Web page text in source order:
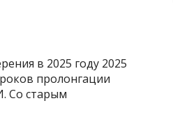
в 2025 году 2025
пролонгации
Со старым